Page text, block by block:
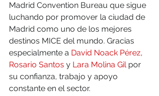
Madrid Convention Bureau que sigue
luchando por promover la ciudad de
Madrid como uno de los mejores
destinos MICE del mundo. Gracias
especialmente a David Noack Pérez,
Rosario Santos y Lara Molina Gil por
su confianza, trabajo y apoyo
constante en el sector.